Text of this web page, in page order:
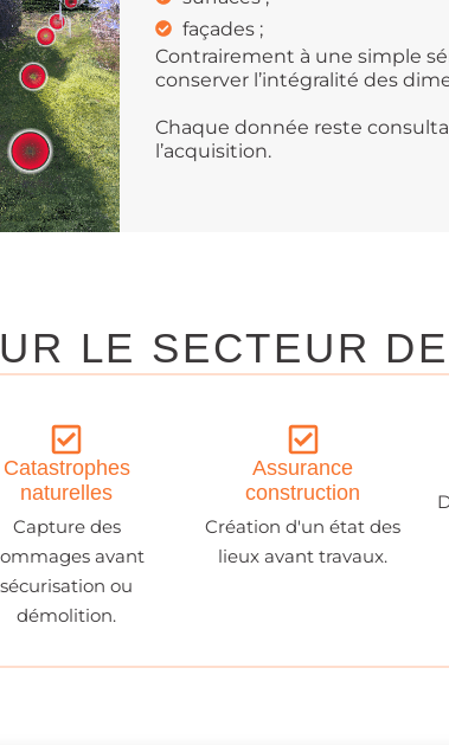
façades ;
Contrairement à une simple
conserver l’intégralité des
Chaque donnée reste
l’acquisition.
LE SECTEUR
Catastrophes
naturelles
Capture des
avant
sécurisation ou
démolition.
Assurance
construction
Création d'un état des
lieux avant travaux.